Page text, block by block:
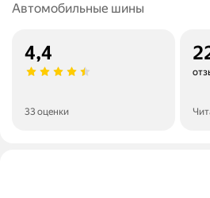
Автомобильные шины
4,4
33 оценки